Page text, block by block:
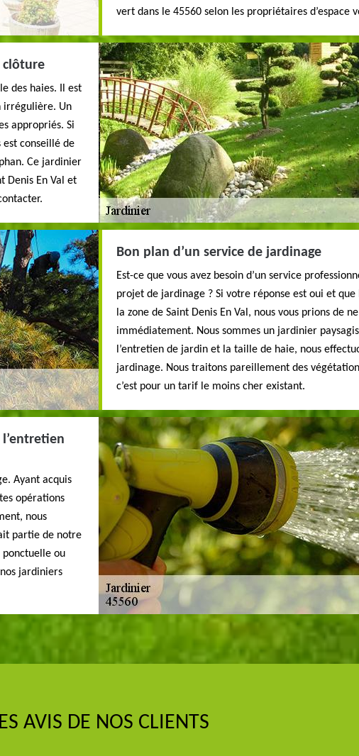
vert dans le 45560 selon les propriétaires d’espace
clôture
des haies. Il est
irrégulière. Un
appropriés. Si
conseillé de
Ce jardinier
Denis En Val et
Bon plan d’un service de jardinage
Est-ce que vous avez besoin d’un service
projet de jardinage ? Si votre réponse est oui et
la zone de Saint Denis En Val, nous vous prions de
immédiatement. Nous sommes un jardinier
l’entretien de jardin et la taille de haie, nous
jardinage. Nous traitons pareillement des
c’est pour un tarif le moins cher existant.
Ayant acquis
opérations
nous
partie de notre
ou
jardiniers
AVIS DE NOS CLIENTS